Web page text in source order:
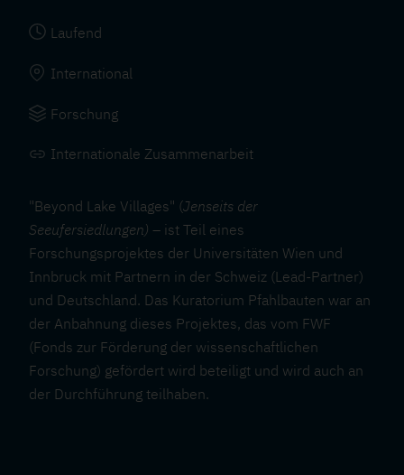
Laufend
International
Forschung
Internationale Zusammenarbeit
"Beyond Lake Villages" (Jenseits der
Seeufersiedlungen) – ist Teil eines
Forschungsprojektes der Universitäten Wien und
Innbruck mit Partnern in der Schweiz (Lead-Partner)
und Deutschland. Das Kuratorium Pfahlbauten war an
der Anbahnung dieses Projektes, das vom FWF
(Fonds zur Förderung der wissenschaftlichen
Forschung) gefördert wird beteiligt und wird auch an
der Durchführung teilhaben.